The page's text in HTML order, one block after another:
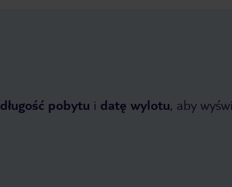
długość pobytu i datę wylotu, aby